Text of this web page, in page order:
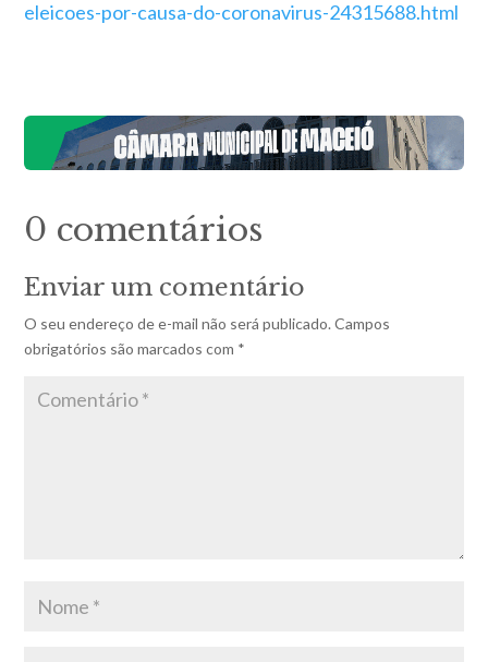
eleicoes-por-causa-do-coronavirus-24315688.html
0 comentários
Enviar um comentário
O seu endereço de e-mail não será publicado. Campos
obrigatórios são marcados com *